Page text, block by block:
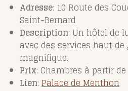
Adresse: 10 Route des
Saint-Bernard
Description: Un hôtel de
avec des services haut
magnifique.
Prix: Chambres à partir
Lien: PalacedeMenthon